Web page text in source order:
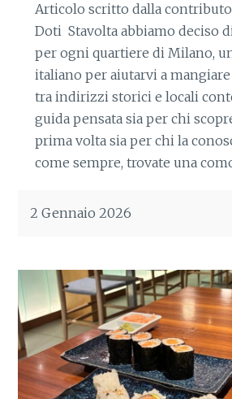
Articolo scritto dalla
Doti Stavolta abbiamo deciso
per ogni quartiere di Milano,
italiano per aiutarvi a
tra indirizzi storici e locali
guida pensata sia per chi
prima volta sia per chi la
come sempre, trovate una
2 Gennaio 2026